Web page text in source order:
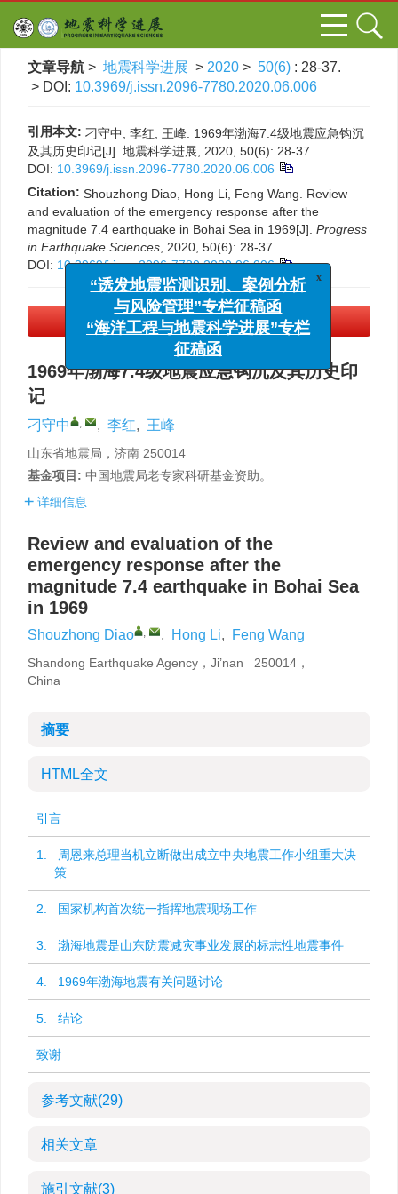
文章导航 > 地震科学进展 > 2020 > 50(6) : 28-37.
> DOI: 10.3969/j.issn.2096-7780.2020.06.006
引用本文: 刁守中, 李红, 王峰. 1969年渤海7.4级地震应急钩沉
及其历史印记[J]. 地震科学进展, 2020, 50(6): 28-37.
DOI: 10.3969/j.issn.2096-7780.2020.06.006
Citation: Shouzhong Diao, Hong Li, Feng Wang. Review
and evaluation of the emergency response after the
magnitude 7.4 earthquake in Bohai Sea in 1969[J]. Progress
in Earthquake Sciences , 2020, 50(6): 28-37.
DOI: 10.3969/j.issn.2096-7780.2020.06.006
PDF下载(495 KB)
1969年渤海7.4级地震应急钩沉及其历史印
记
刁守中 , , 李红, 王峰
山东省地震局，济南 250014
基金项目: 中国地震局老专家科研基金资助。
详细信息
Review and evaluation of the
emergency response after the
magnitude 7.4 earthquake in Bohai Sea
in 1969
Shouzhong Diao , , Hong Li, Feng Wang
Shandong Earthquake Agency，Ji’nan 250014，
China
摘要
HTML全文
引言
1. 周恩来总理当机立断做出成立中央地震工作小组重大决
策
2. 国家机构首次统一指挥地震现场工作
3. 渤海地震是山东防震减灾事业发展的标志性地震事件
4. 1969年渤海地震有关问题讨论
5. 结论
致谢
参考文献(29)
相关文章
施引文献(3)
“诱发地震监测识别、案例分析
与风险管理”专栏征稿函
“海洋工程与地震科学进展”专栏
征稿函